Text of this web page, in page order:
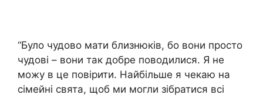
“Було чудово мати близнюків, бо вони просто
чудові – вони так добре поводилися. Я не
можу в це повірити. Найбільше я чекаю на
сімейні свята, щоб ми могли зібратися всі